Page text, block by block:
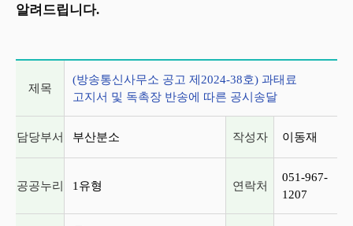
알려드립니다.
제목
(방송통신사무소 공고 제2024-38호) 과태료
고지서 및 독촉장 반송에 따른 공시송달
담당부서 부산분소 작성자 이동재
공공누리 1유형 연락처
051-967-
1207